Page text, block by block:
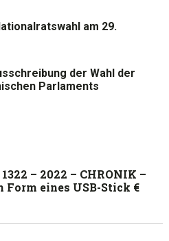
am 29.
der Wahl der
Parlaments
– 2022 – CHRONIK –
eines USB-Stick €